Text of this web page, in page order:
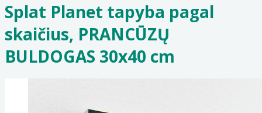
Splat Planet tapyba pagal
skaičius, PRANCŪZŲ
BULDOGAS 30x40 cm